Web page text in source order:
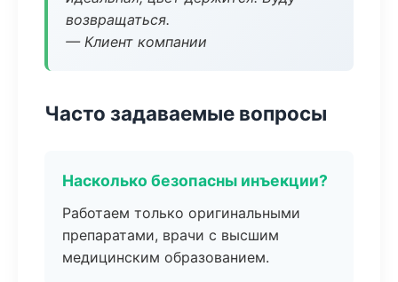
возвращаться.
— Клиент компании
Часто задаваемые вопросы
Насколько безопасны инъекции?
Работаем только оригинальными
препаратами, врачи с высшим
медицинским образованием.